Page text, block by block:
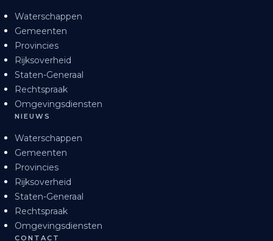
Waterschappen
Gemeenten
Provincies
Rijksoverheid
Staten-Generaal
Rechtspraak
Omgevingsdiensten
NIEUWS
Waterschappen
Gemeenten
Provincies
Rijksoverheid
Staten-Generaal
Rechtspraak
Omgevingsdiensten
CONTACT